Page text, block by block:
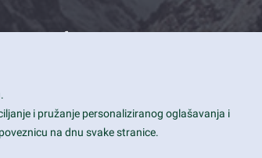
Info
CA 94043
253-0000
i pružanje personaliziranog oglašavanja i
na dnu svake stranice.